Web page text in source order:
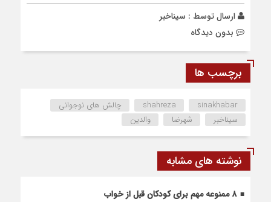
ارسال توسط : سیناخبر
بدون دیدگاه
برچسب ها
shahreza sinakhabar
چالش های نوجوانی
سیناخبر
شهرضا والدین
نوشته های مشابه
۸ ممنوعه مهم برای کودکان قبل از خواب